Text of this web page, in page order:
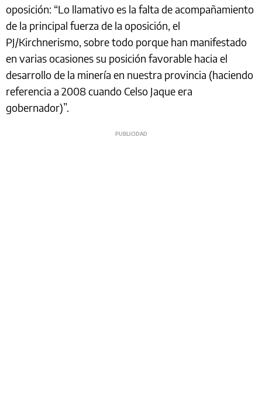
oposición: “Lo llamativo es la falta de acompañamiento
de la principal fuerza de la oposición, el
PJ/Kirchnerismo, sobre todo porque han manifestado
en varias ocasiones su posición favorable hacia el
desarrollo de la minería en nuestra provincia (haciendo
referencia a 2008 cuando Celso Jaque era
gobernador)”.